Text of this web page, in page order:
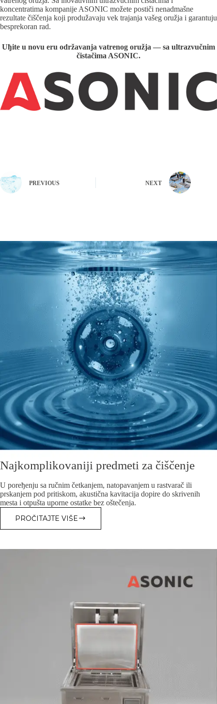
koncentratima kompaniјe ASONIC možete postiči nenadmašne
rezultate čiščenja koјi produžavaјu vek traјanja vašeg oružјa i garantuјu
besprekoran rad.
Uђite u novu eru održavanja vatrenog oružјa — sa ultrazvučnim
čistačima ASONIC.
PREVIOUS NEXT
Naјkomplikovaniјi predmeti za čiščenje
U poreђenju sa ručnim četkanjem, natopavanjem u rastvarač ili
prskanjem pod pritiskom, akustična kavitaciјa dopire do skrivenih
mesta i otpušta uporne ostatke bez oštečenja.
PROČITAJTE VIŠENAЈKOMPLIKOVANIЈI
PREDMETI
ČIŠČENJE